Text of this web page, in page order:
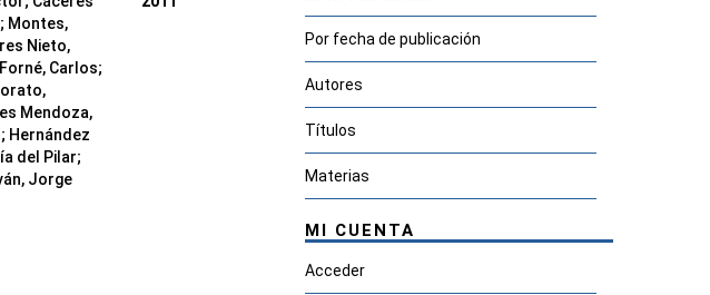
; Montes,
Nieto,
Carlos;
Mendoza,
; Hernández
del Pilar;
Jorge
Por fecha de publicación
Autores
Títulos
Materias
MI CUENTA
Acceder